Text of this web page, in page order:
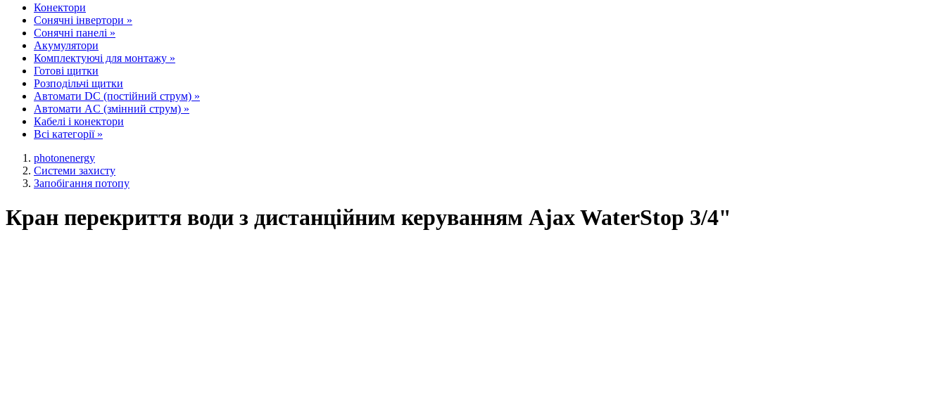
Конектори
Сонячні інвертори »
Сонячні панелі »
Акумулятори
Комплектуючі для монтажу »
Готові щитки
Розподільчі щитки
Автомати DC (постійний струм) »
Автомати AC (змінний струм) »
Кабелі і конектори
Всі категорії»
photonenergy
Системи захисту
Запобігання потопу
Кран перекриття води з дистанційним керуванням Ajax WaterStop 3/4"